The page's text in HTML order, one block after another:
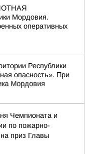
Мордовия.
оперативных
Республики
опасность». При
Мордовия
Чемпионата и
по пожарно-
приз Главы